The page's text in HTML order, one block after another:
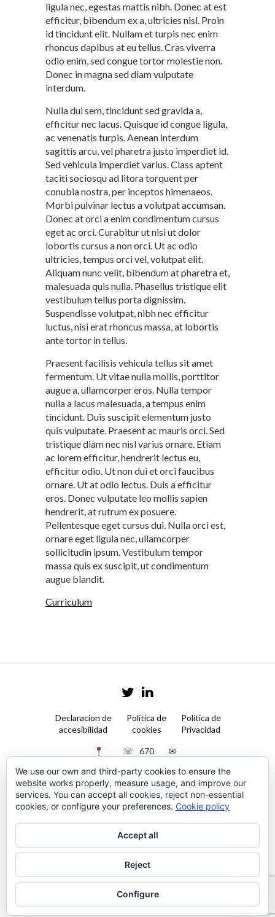
ligula nec, egestas mattis nibh. Donec at est
efficitur, bibendum ex a, ultricies nisl. Proin
id tincidunt elit. Nullam et turpis nec enim
rhoncus dapibus at eu tellus. Cras viverra
odio enim, sed congue tortor molestie non.
Donec in magna sed diam vulputate
interdum.
Nulla dui sem, tincidunt sed gravida a,
efficitur nec lacus. Quisque id congue ligula,
ac venenatis turpis. Aenean interdum
sagittis arcu, vel pharetra justo imperdiet id.
Sed vehicula imperdiet varius. Class aptent
taciti sociosqu ad litora torquent per
conubia nostra, per inceptos himenaeos.
Morbi pulvinar lectus a volutpat accumsan.
Donec at orci a enim condimentum cursus
eget ac orci. Curabitur ut nisi ut dolor
lobortis cursus a non orci. Ut ac odio
ultricies, tempus orci vel, volutpat elit.
Aliquam nunc velit, bibendum at pharetra et,
malesuada quis nulla. Phasellus tristique elit
vestibulum tellus porta dignissim.
Suspendisse volutpat, nibh nec efficitur
luctus, nisi erat rhoncus massa, at lobortis
ante tortor in tellus.
Praesent facilisis vehicula tellus sit amet
fermentum. Ut vitae nulla mollis, porttitor
augue a, ullamcorper eros. Nulla tempor
nulla a lacus malesuada, a tempus enim
tincidunt. Duis suscipit elementum justo
quis vulputate. Praesent ac mauris orci. Sed
tristique diam nec nisl varius ornare. Etiam
ac lorem efficitur, hendrerit lectus eu,
efficitur odio. Ut non dui et orci faucibus
ornare. Ut at odio lectus. Duis a efficitur
eros. Donec vulputate leo mollis sapien
hendrerit, at rutrum ex posuere.
Pellentesque eget cursus dui. Nulla orci est,
ornare eget ligula nec, ullamcorper
sollicitudin ipsum. Vestibulum tempor
massa quis ex suscipit, ut condimentum
augue blandit.
Curriculum
Declaracion de
accesibilidad
Política de
cookies
Política de
Privacidad
Jaime
III, Nº
2, 6ºF,
Palma
de
Mallorca
07012
☏ 670
11
✉
© 2014 Creative Portfolio Theme. Developed
byDessign.net
We use our own and third-party cookies to ensure the
website works properly, measure usage, and improve our
services. You can accept all cookies, reject non-essential
cookies, or configure your preferences. Cookie policy
Accept all
Reject
Configure